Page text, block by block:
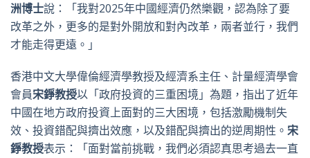
洲博士說：「我對2025年中國經濟仍然樂觀，認為除了要
改革之外，更多的是對外開放和對內改革，兩者並行，我們
才能走得更遠。」
香港中文大學偉倫經濟學教授及經濟系主任、計量經濟學會
會員宋錚教授以「政府投資的三重困境」為題，指出了近年
中國在地方政府投資上面對的三大困境，包括激勵機制失
效、投資錯配與擠出效應，以及錯配與擠出的逆周期性。 宋
錚教授表示：「面對當前挑戰，我們必須認真思考過去一直